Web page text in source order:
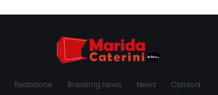
Redazione Breaking news News Opinioni